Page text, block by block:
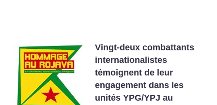
Vingt-deux combattants
internationalistes
témoignent de leur
engagement dans les
unités YPG/YPJ au